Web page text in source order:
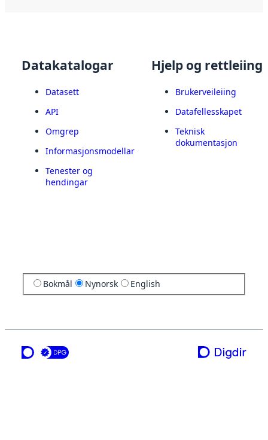
Datakatalogar
Datasett
API
Omgrep
Informasjonsmodellar
Tenester og
hendingar
Hjelp og rettleiing
Brukerveileiing
Datafellesskapet
Teknisk
dokumentasjon
Bokmål Nynorsk English